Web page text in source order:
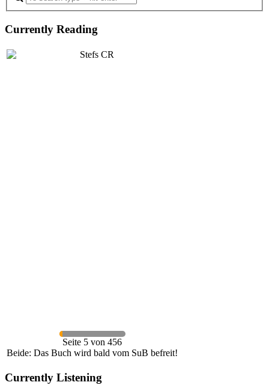
Currently Reading
Seite 5 von 456
Beide: Das Buch wird bald vom SuB befreit!
Currently Listening